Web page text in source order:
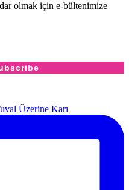
olmak için e-bültenimize
Üzerine Karı